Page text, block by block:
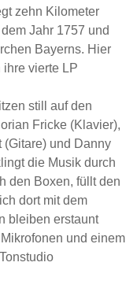
zehn Kilometer
Jahr 1757 und
Bayerns. Hier
vierte LP
still auf den
Fricke (Klavier),
(Gitare) und Danny
die Musik durch
den Boxen, füllt den
dort mit dem
bleiben erstaunt
und einem